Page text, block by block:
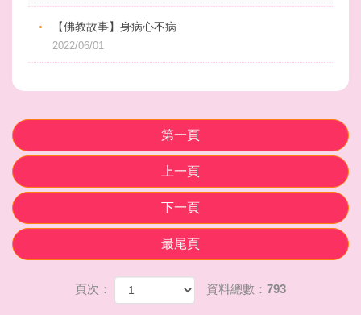
【佛教故事】身病心不病
2022/06/01
第一頁
上一頁
下一頁
最尾頁
頁次： 資料總數：793